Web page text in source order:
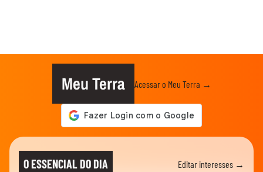
Meu Terra Acessar o Meu Terra →
O ESSENCIAL DO DIA Editar interesses →